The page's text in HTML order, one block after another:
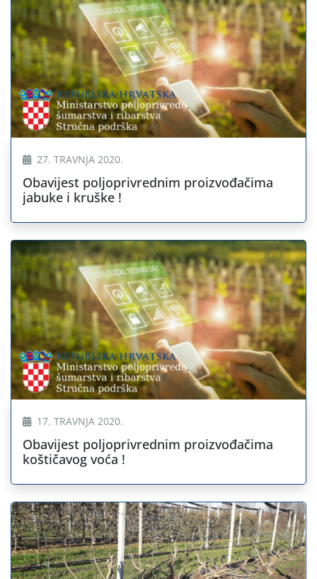
27. TRAVNJA 2020.
Obavijest poljoprivrednim proizvođačima
jabuke i kruške !
17. TRAVNJA 2020.
Obavijest poljoprivrednim proizvođačima
koštičavog voća !